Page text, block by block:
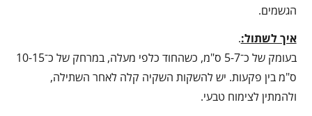
הגשמים.
איך לשתול:.
בעומק של כ־5-7 ס"מ, כשהחוד כלפי מעלה, במרחק של כ־10-15
ס"מ בין פקעות. יש להשקות השקיה קלה לאחר השתילה,
ולהמתין לצימוח טבעי.